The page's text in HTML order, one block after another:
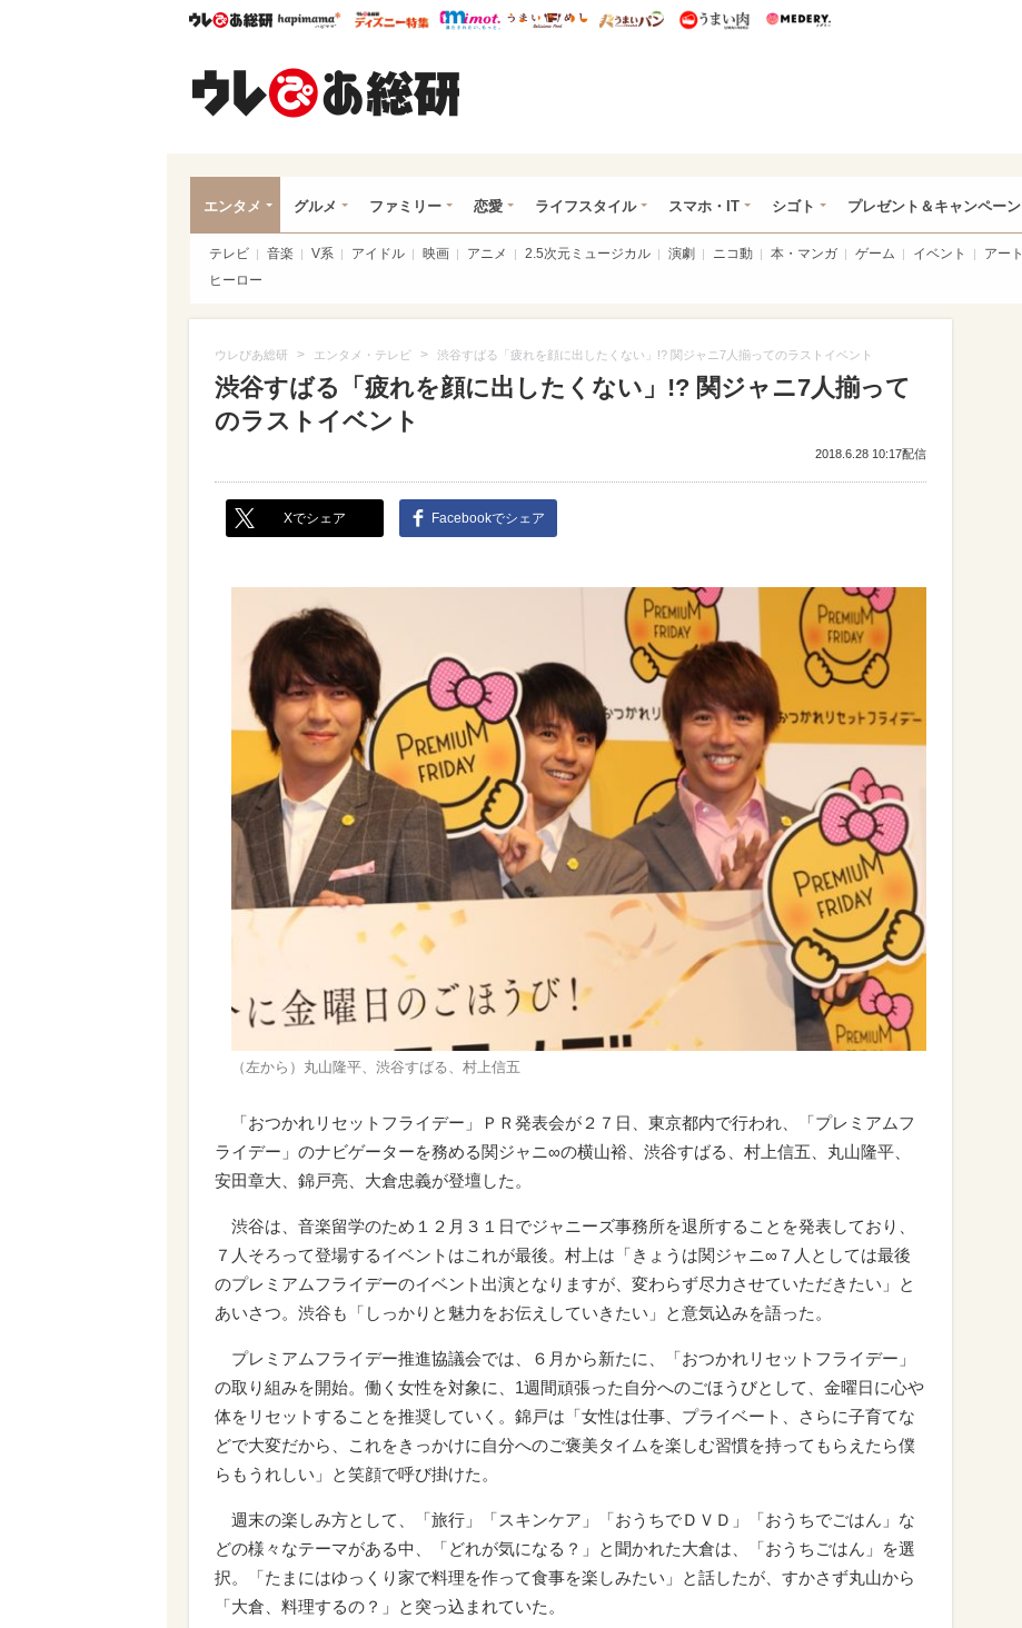
ウレぴあ総研ハピママ* ウレぴあ総研 ディズニー特集
mimot. うまいめし うまいパン うまい肉
エンタメ グルメ ファミリー 恋愛 ライフスタイル スマホ・IT シゴト プレゼント＆キャンペーン
テレビ 音楽 V系 アイドル 映画 アニメ 2.5次元ミュージカル 演劇 ニコ動 本・マンガ ゲーム イベント アート
ヒーロー
ウレぴあ総研 > エンタメ・テレビ > 渋谷すばる「疲れを顔に出したくない」!? 関ジャニ7人揃ってのラストイベント
渋谷すばる「疲れを顔に出したくない」!? 関ジャニ7人揃って
のラストイベント
2018.6.28 10:17配信
Xでシェア Facebookでシェア
（左から）丸山隆平、渋谷すばる、村上信五
「おつかれリセットフライデー」ＰＲ発表会が２７日、東京都内で行われ、「プレミアムフ
ライデー」のナビゲーターを務める関ジャニ∞の横山裕、渋谷すばる、村上信五、丸山隆平、
安田章大、錦戸亮、大倉忠義が登壇した。
渋谷は、音楽留学のため１２月３１日でジャニーズ事務所を退所することを発表しており、
７人そろって登場するイベントはこれが最後。村上は「きょうは関ジャニ∞７人としては最後
のプレミアムフライデーのイベント出演となりますが、変わらず尽力させていただきたい」と
あいさつ。渋谷も「しっかりと魅力をお伝えしていきたい」と意気込みを語った。
プレミアムフライデー推進協議会では、６月から新たに、「おつかれリセットフライデー」
の取り組みを開始。働く女性を対象に、1週間頑張った自分へのごほうびとして、金曜日に心や
体をリセットすることを推奨していく。錦戸は「女性は仕事、プライベート、さらに子育てな
どで大変だから、これをきっかけに自分へのご褒美タイムを楽しむ習慣を持ってもらえたら僕
らもうれしい」と笑顔で呼び掛けた。
週末の楽しみ方として、「旅行」「スキンケア」「おうちでＤＶＤ」「おうちでごはん」な
どの様々なテーマがある中、「どれが気になる？」と聞かれた大倉は、「おうちごはん」を選
択。「たまにはゆっくり家で料理を作って食事を楽しみたい」と話したが、すかさず丸山から
「大倉、料理するの？」と突っ込まれていた。